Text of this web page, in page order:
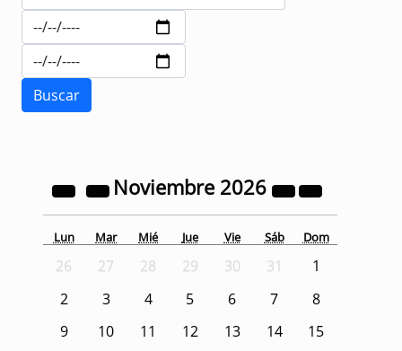
Noviembre 2026
Lun Mar Mié Jue Vie Sáb Dom
26 27 28 29 30 31
1
2
3 4 5 6 7
8
9
10 11 12 13 14
15